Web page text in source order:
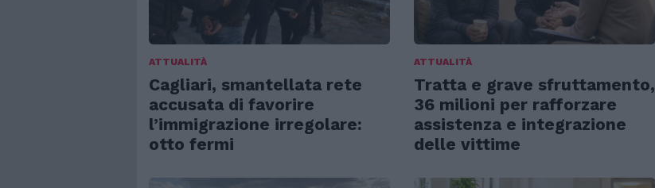
ATTUALITÀ
Cagliari, smantellata rete
accusata di favorire
l’immigrazione irregolare:
otto fermi
ATTUALITÀ
Tratta e grave sfruttamento,
36 milioni per rafforzare
assistenza e integrazione
delle vittime